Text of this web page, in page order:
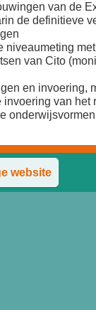
van de
de definitieve
niveaumeting
van Cito
en invoering,
invoering van het
onderwijsvormen
website